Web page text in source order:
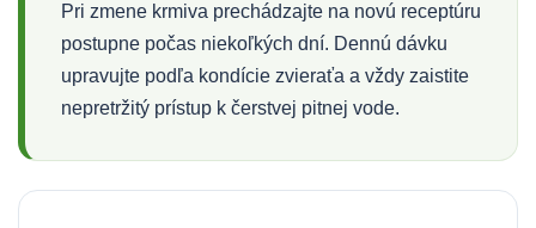
Pri zmene krmiva prechádzajte na novú receptúru
postupne počas niekoľkých dní. Dennú dávku
upravujte podľa kondície zvieraťa a vždy zaistite
nepretržitý prístup k čerstvej pitnej vode.